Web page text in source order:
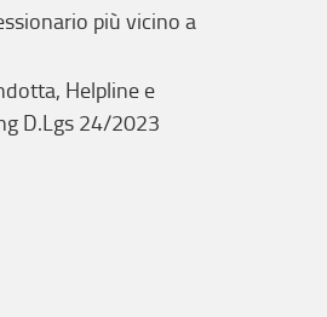
più vicino a
Helpline e
D.Lgs 24/2023